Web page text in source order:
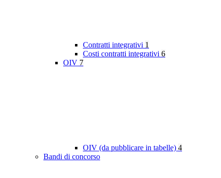
Contratti integrativi 1
Costi contratti integrativi 6
OIV 7
OIV (da pubblicare in tabelle) 4
Bandi di concorso